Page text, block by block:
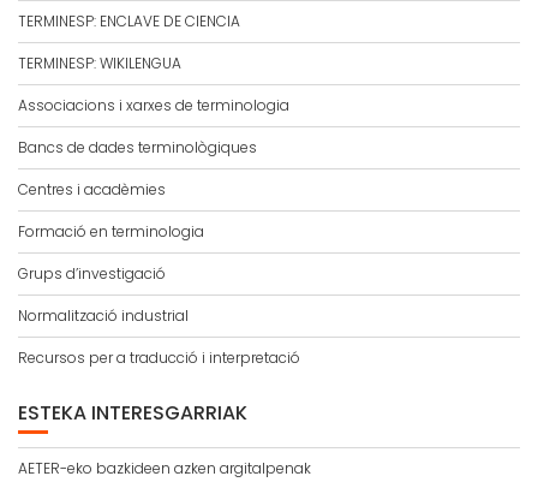
TERMINESP: ENCLAVE DE CIENCIA
TERMINESP: WIKILENGUA
Associacions i xarxes de terminologia
Bancs de dades terminològiques
Centres i acadèmies
Formació en terminologia
Grups d’investigació
Normalització industrial
Recursos per a traducció i interpretació
ESTEKA INTERESGARRIAK
AETER-eko bazkideen azken argitalpenak